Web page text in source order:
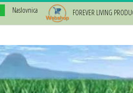
Naslovnica FOREVER LIVING